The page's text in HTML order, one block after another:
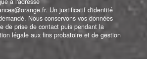
Un justificatif d'identité
Nous conservons vos données
de prise de contact puis pendant la
légale aux fins probatoire et de gestion